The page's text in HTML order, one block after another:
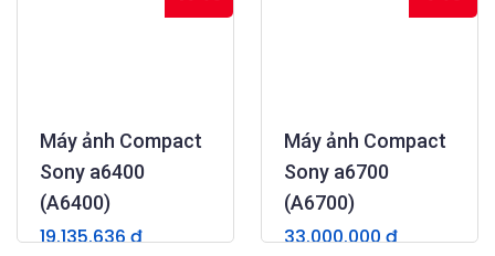
Máy ảnh Compact
Sony a6400
(A6400)
19.135.636 đ
Máy ảnh Compact
Sony a6700
(A6700)
33.000.000 đ